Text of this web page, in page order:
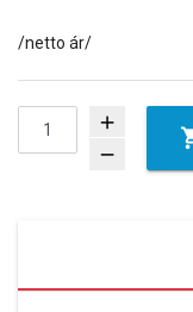
/netto ár/
add
remove